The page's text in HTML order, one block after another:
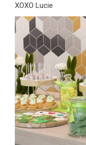
XOXO Lucie